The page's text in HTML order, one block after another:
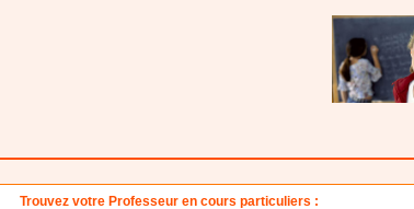
Trouvez votre Professeur en cours particuliers :